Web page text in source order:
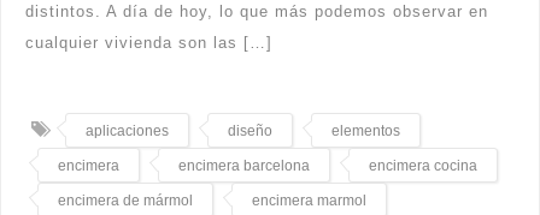
distintos. A día de hoy, lo que más podemos observar en
cualquier vivienda son las […]
aplicaciones diseño elementos
encimera encimera barcelona encimera cocina
encimera de mármol encimera marmol